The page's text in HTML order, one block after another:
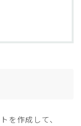
を作成して、